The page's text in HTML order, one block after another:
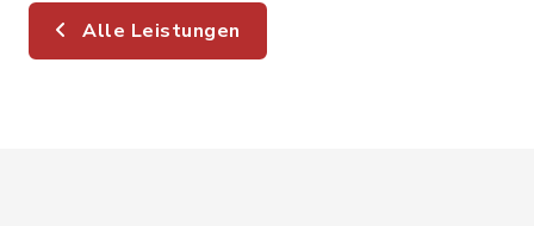
Alle Leistungen